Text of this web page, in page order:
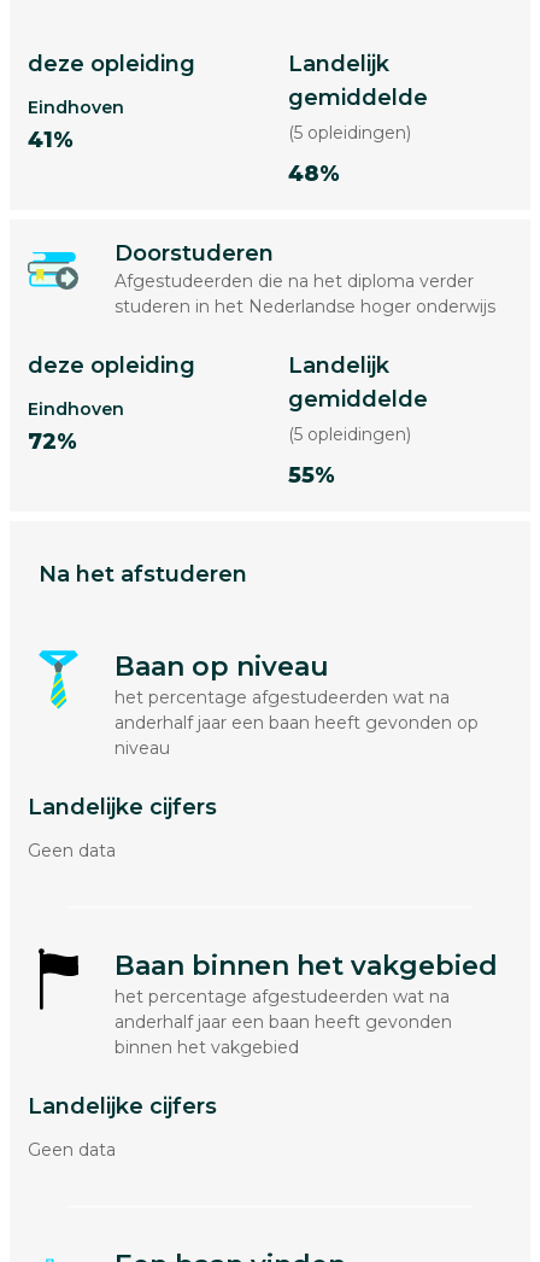
deze opleiding
Eindhoven
41%
Landelijk
gemiddelde
(5 opleidingen)
48%
Doorstuderen
Afgestudeerden die na het diploma verder
studeren in het Nederlandse hoger onderwijs
deze opleiding
Eindhoven
72%
Landelijk
gemiddelde
(5 opleidingen)
55%
Na het afstuderen
Baan op niveau
het percentage afgestudeerden wat na
anderhalf jaar een baan heeft gevonden op
niveau
Landelijke cijfers
Geen data
Baan binnen het vakgebied
het percentage afgestudeerden wat na
anderhalf jaar een baan heeft gevonden
binnen het vakgebied
Landelijke cijfers
Geen data